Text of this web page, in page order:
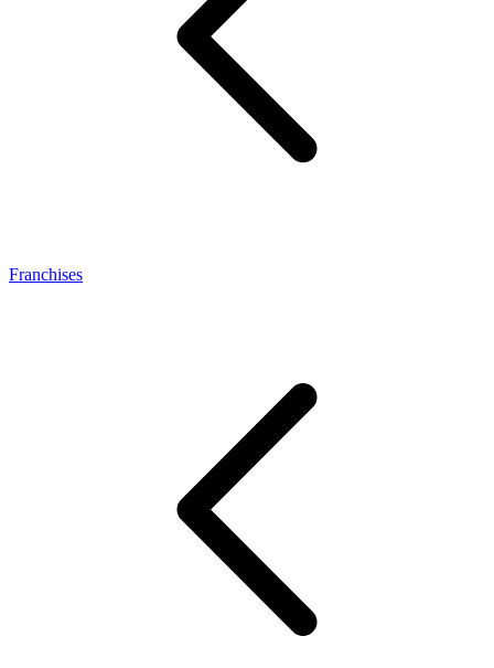
Franchises